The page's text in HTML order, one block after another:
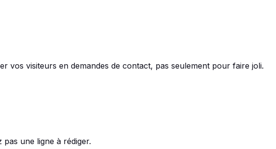
visiteurs en demandes de contact, pas seulement pour faire joli.
une ligne à rédiger.